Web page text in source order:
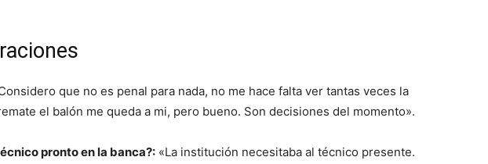
que no es penal para nada, no me hace falta ver tantas veces la
el balón me queda a mi, pero bueno. Son decisiones del momento».
pronto en la banca?: «La institución necesitaba al técnico presente.